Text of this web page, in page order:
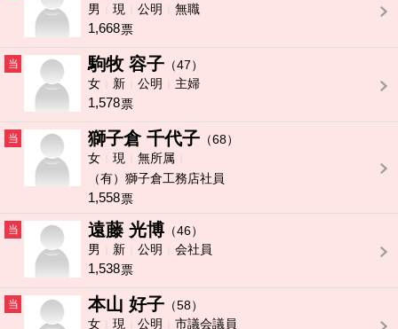
男
現 公明 無職
1,668票
当 駒牧 容子 （47）
女
新 公明 主婦
1,578票
当 獅子倉 千代子 （68）
女
現
無所属
（有）獅子倉工務店社員
1,558票
当 遠藤 光博 （46）
男
新 公明 会社員
1,538票
当 本山 好子 （58）
女
現 公明 市議会議員